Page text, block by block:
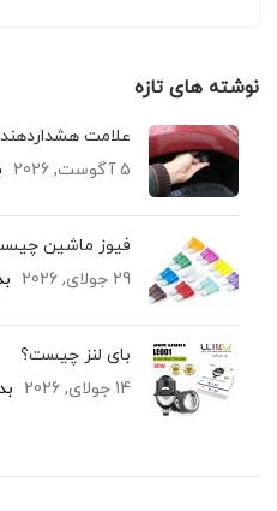
نوشته های تازه
علامت
5 آگوست, 2026
فیوز ماشین
29 جولای, 2026
بای لنز چیست؟
14 جولای, 2026